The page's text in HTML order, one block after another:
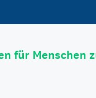
für Menschen